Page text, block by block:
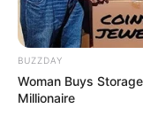
BUZZDAY
Woman Buys
Millionaire